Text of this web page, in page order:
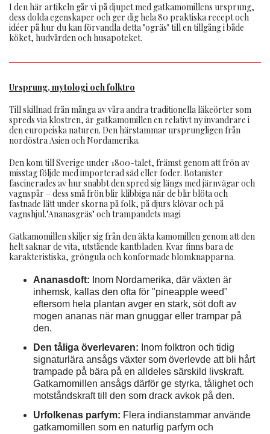
I den här artikeln går vi på djupet med gatkamomillens ursprung,
dess dolda egenskaper och ger dig hela 80 praktiska recept och
idéer på hur du kan förvandla detta "ogräs" till en tillgång i både
köket, hudvården och husapoteket.
Ursprung, mytologi och folktro
Till skillnad från många av våra andra traditionella läkeörter som
spreds via klostren, är gatkamomillen en relativt ny invandrare i
den europeiska naturen. Den härstammar ursprungligen från
nordöstra Asien och Nordamerika.
Den kom till Sverige under 1800-talet, främst genom att frön av
misstag följde med importerad säd eller foder. Botanister
fascinerades av hur snabbt den spred sig längs med järnvägar och
vagnspår – dess små frön blir klibbiga när de blir blöta och
fastnade lätt under skorna på folk, på djurs klövar och på
vagnshjul."Ananasgräs" och trampandets magi
Gatkamomillen skiljer sig från den äkta kamomillen genom att den
helt saknar de vita, utstående kantbladen. Kvar finns bara de
karakteristiska, gröngula och konformade blomknapparna.
Ananasdoft: Inom Nordamerika, där växten är
inhemsk, kallas den ofta för "pineapple weed"
eftersom hela plantan avger en stark, söt doft av
mogen ananas när man gnuggar eller trampar på
den.
Den tåliga överlevaren: Inom folktron och tidig
signaturlära ansågs växter som överlevde att bli hårt
trampade på bära på en alldeles särskild livskraft.
Gatkamomillen ansågs därför ge styrka, tålighet och
motståndskraft till den som drack avkok på den.
Urfolkenas parfym: Flera indianstammar använde
gatkamomillen som en naturlig parfym och